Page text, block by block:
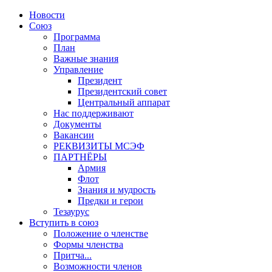
Новости
Союз
Программа
План
Важные знания
Управление
Президент
Президентский совет
Центральный аппарат
Нас поддерживают
Документы
Вакансии
РЕКВИЗИТЫ МСЭФ
ПАРТНЁРЫ
Армия
Флот
Знания и мудрость
Предки и герои
Тезаурус
Вступить в союз
Положение о членстве
Формы членства
Притча...
Возможности членов